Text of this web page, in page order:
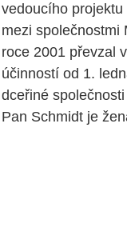
vedoucího
mezi společnostmi
roce 2001 převzal
účinností od 1.
dceřiné
Pan Schmidt je